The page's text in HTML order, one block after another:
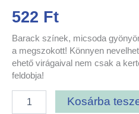
522 Ft
Barack színek, micsoda
a megszokott! Könnyen
ehető virágaival nem csak a
feldobja!
Kosárba